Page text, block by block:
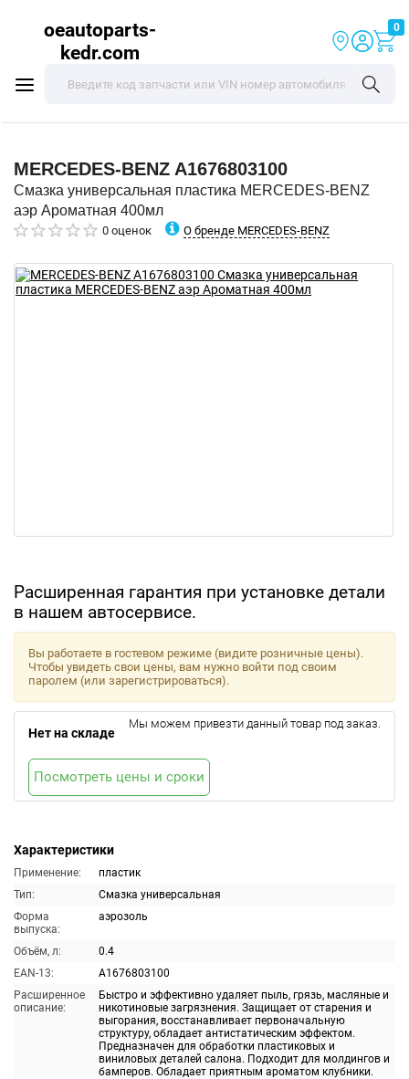
oeautoparts-
kedr.com
0
MERCEDES-BENZ A1676803100
Смазка универсальная пластика MERCEDES-BENZ
аэр Ароматная 400мл
0 оценок О бренде MERCEDES-BENZ
Расширенная гарантия при установке детали
в нашем автосервисе.
Характеристики
Применение:
пластик
Тип:
Смазка универсальная
Форма
выпуска:
аэрозоль
Объём, л:
0.4
EAN-13:
A1676803100
Расширенное
описание:
Быстро и эффективно удаляет пыль, грязь, масляные и
никотиновые загрязнения. Защищает от старения и
выгорания, восстанавливает первоначальную
структуру, обладает антистатическим эффектом.
Предназначен для обработки пластиковых и
виниловых деталей салона. Подходит для молдингов и
бамперов. Обладает приятным ароматом клубники.
Вы работаете в гостевом режиме (видите розничные цены).
Чтобы увидеть свои цены, вам нужно войти под своим
паролем (или зарегистрироваться).
Нет на складе
Мы можем привезти данный товар под заказ.
Посмотреть цены и сроки